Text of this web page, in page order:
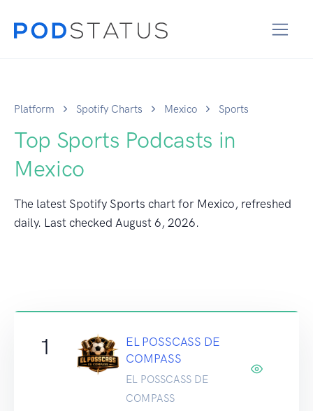
Platform Spotify Charts Mexico Sports
Top Sports Podcasts in
Mexico
The latest Spotify Sports chart for Mexico, refreshed
daily. Last checked August 6, 2026.
1
EL POSSCASS DE
COMPASS
EL POSSCASS DE
COMPASS